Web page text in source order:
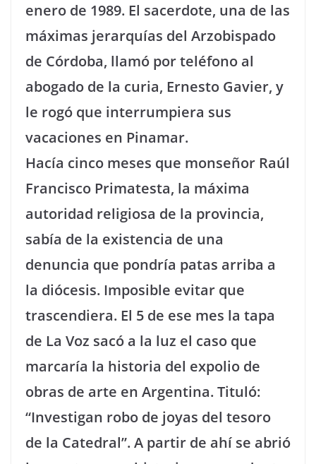
enero de 1989. El sacerdote, una de las
máximas jerarquías del Arzobispado
de Córdoba, llamó por teléfono al
abogado de la curia, Ernesto Gavier, y
le rogó que interrumpiera sus
vacaciones en Pinamar.
Hacía cinco meses que monseñor Raúl
Francisco Primatesta, la máxima
autoridad religiosa de la provincia,
sabía de la existencia de una
denuncia que pondría patas arriba a
la diócesis. Imposible evitar que
trascendiera. El 5 de ese mes la tapa
de La Voz sacó a la luz el caso que
marcaría la historia del expolio de
obras de arte en Argentina. Tituló:
“Investigan robo de joyas del tesoro
de la Catedral”. A partir de ahí se abrió